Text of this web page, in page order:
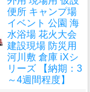
便所 キャンプ場
イベント 公園 海
水浴場 花火大会
建設現場 防災用
河川敷 倉庫 iXシ
リーズ 【納期：3
～4週間程度】